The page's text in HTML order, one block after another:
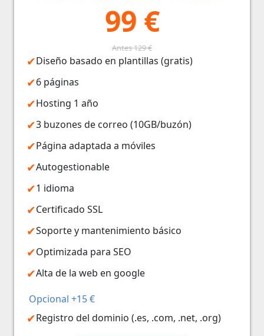
99 €
Antes 129 €
Diseño basado en plantillas (gratis)
6 páginas
Hosting 1 año
3 buzones de correo (10GB/buzón)
Página adaptada a móviles
Autogestionable
1 idioma
Certificado SSL
Soporte y mantenimiento básico
Optimizada para SEO
Alta de la web en google
Opcional +15 €
Registro del dominio (.es, .com, .net, .org)